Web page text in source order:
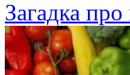
Загадка про